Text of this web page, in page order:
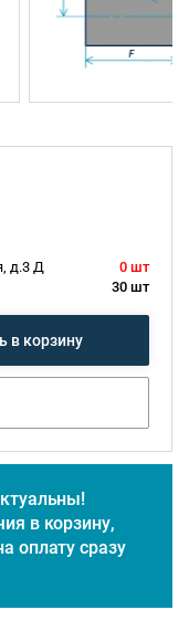
д.3 Д
0 шт
30 шт
в корзину
в корзину,
оплату сразу